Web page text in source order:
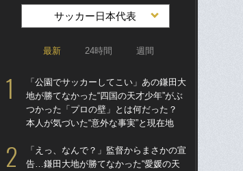
サッカー日本代表
最新 24時間 週間
「公園でサッカーしてこい」あの鎌田大
地が勝てなかった“四国の天才少年”がぶ
つかった「プロの壁」とは何だった？
本人が気づいた“意外な事実”と現在地
「えっ、なんで？」監督からまさかの宣
告…鎌田大地が勝てなかった“愛媛の天